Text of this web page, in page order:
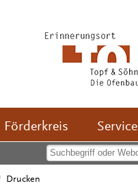
Förderkreis Service
Drucken